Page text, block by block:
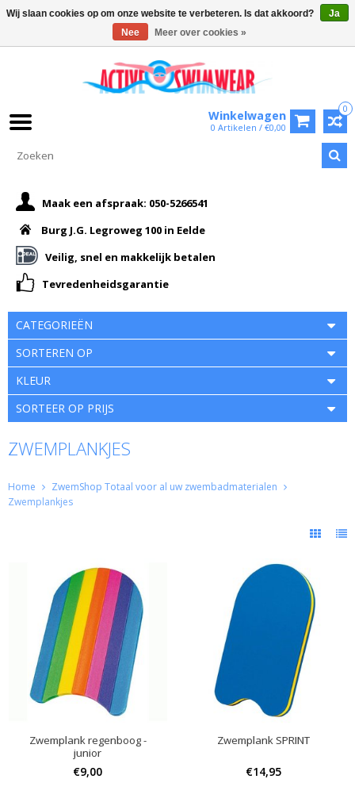
0
Winkelwagen
0 Artikelen / €0,00
Maak een afspraak: 050-5266541
Burg J.G. Legroweg 100 in Eelde
Veilig, snel en makkelijk betalen
Tevredenheidsgarantie
CATEGORIEËN
SORTEREN OP
KLEUR
SORTEER OP PRIJS
ZWEMPLANKJES
Home
ZwemShop Totaal voor al uw zwembadmaterialen
Zwemplankjes
Zwemplank regenboog -
junior
€9,00
Zwemplank SPRINT
€14,95
Wij slaan cookies op om onze website te verbeteren. Is dat akkoord?
Ja
Nee
Meer over cookies »